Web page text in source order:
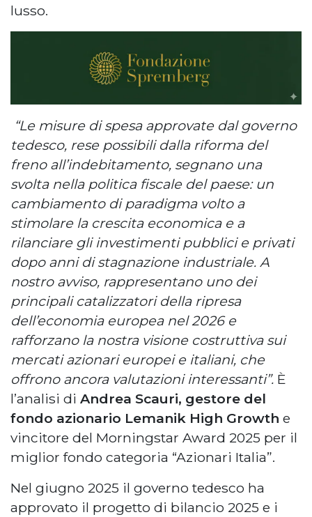
lusso.
“Le misure di spesa approvate dal governo
tedesco, rese possibili dalla riforma del
freno all’indebitamento, segnano una
svolta nella politica fiscale del paese: un
cambiamento di paradigma volto a
stimolare la crescita economica e a
rilanciare gli investimenti pubblici e privati
dopo anni di stagnazione industriale. A
nostro avviso, rappresentano uno dei
principali catalizzatori della ripresa
dell’economia europea nel 2026 e
rafforzano la nostra visione costruttiva sui
mercati azionari europei e italiani, che
offrono ancora valutazioni interessanti”. È
l’analisi di Andrea Scauri, gestore del
fondo azionario Lemanik High Growth e
vincitore del Morningstar Award 2025 per il
miglior fondo categoria “Azionari Italia”.
Nel giugno 2025 il governo tedesco ha
approvato il progetto di bilancio 2025 e i